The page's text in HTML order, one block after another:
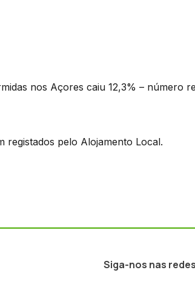
nos Açores caiu 12,3% – número
registados pelo Alojamento Local.
Siga-nos nas